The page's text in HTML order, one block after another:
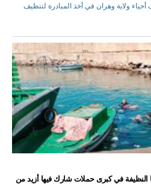
أحياء ولاية وهران في أخذ المبادرة لتنظيف
النظيفة في كبرى حملات شارك فيها أزيد من